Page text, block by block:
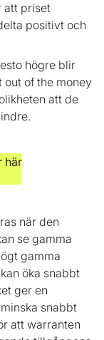
att priset
positivt och
högre blir
of the money
att de
här
när den
se gamma
gamma
öka snabbt
ger en
snabbt
att warranten